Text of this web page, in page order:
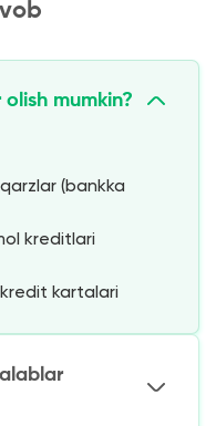
mumkin?
(bankka
kreditlari
kartalari